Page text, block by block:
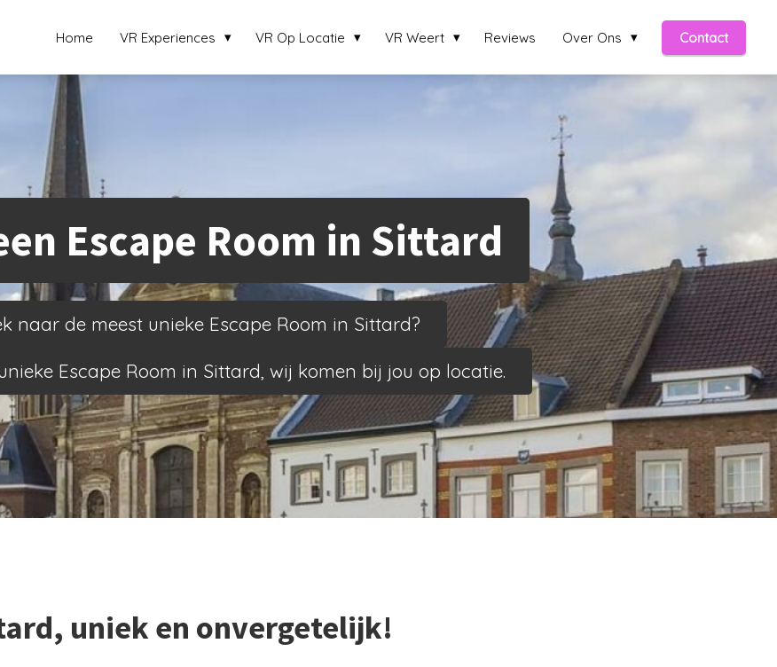
Home VR Experiences VR Op Locatie VR Weert Reviews Over Ons Contact
Escape Room in Sittard
naar de meest unieke Escape Room in Sittard?
Escape Room in Sittard, wij komen bij jou op locatie.
uniek en onvergetelijk!